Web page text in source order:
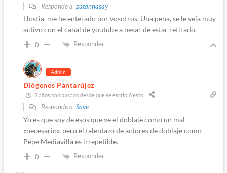
Responde a zatannasay
Hostia, me he enterado por vosotros. Una pena, se le veía muy
activo con el canal de youtube a pesar de estar retirado.
0 Responder
Admin
Diógenes Pantarújez
8 años han pasado desde que se escribió esto
Responde a Save
Yo es que soy de esos que ve el doblaje como un mal
«necesario», pero el talentazo de actores de doblaje como
Pepe Mediavilla es irrepetible.
0 Responder